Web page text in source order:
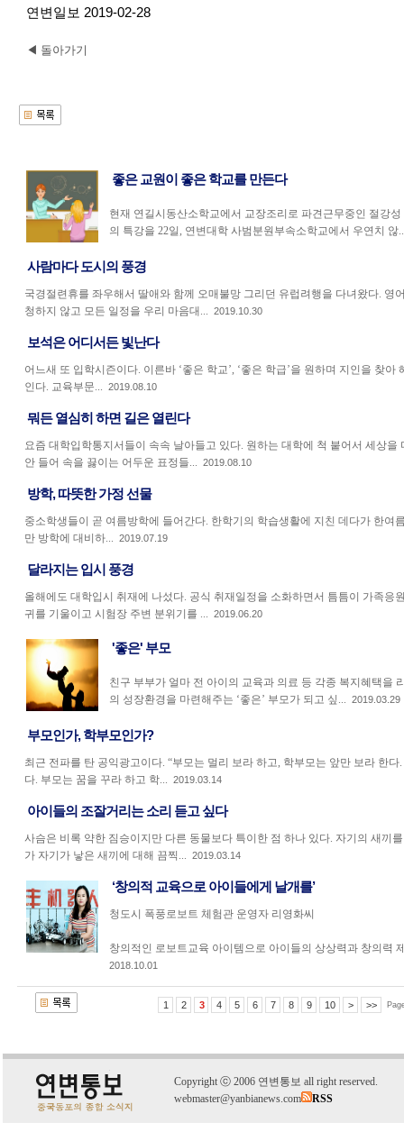
연변일보 2019-02-28
◀ 돌아가기
좋은 교원이 좋은 학교를 만든다
현재 연길시동산소학교에서 교장조리로 파견근무중인 절강
의 특강을 22일, 연변대학 사범분원부속소학교에서 우연치 않
사람마다 도시의 풍경
국경절련휴를 좌우해서 딸애와 함께 오매불망 그리던 유럽려행을 다녀왔다. 영
청하지 않고 모든 일정을 우리 마음대... 2019.10.30
보석은 어디서든 빛난다
어느새 또 입학시즌이다. 이른바 ‘좋은 학교’, ‘좋은 학급’을 원하며 지인을 찾
인다. 교육부문... 2019.08.10
뭐든 열심히 하면 길은 열린다
요즘 대학입학통지서들이 속속 날아들고 있다. 원하는 대학에 척 붙어서 세상
안 들어 속을 끓이는 어두운 표정들... 2019.08.10
방학, 따뜻한 가정 선물
중소학생들이 곧 여름방학에 들어간다. 한학기의 학습생활에 지친 데다가 한여
만 방학에 대비하... 2019.07.19
달라지는 입시 풍경
올해에도 대학입시 취재에 나섰다. 공식 취재일정을 소화하면서 틈틈이 가족응
귀를 기울이고 시험장 주변 분위기를 ... 2019.06.20
'좋은' 부모
친구 부부가 얼마 전 아이의 교육과 의료 등 각종 복지혜택을
의 성장환경을 마련해주는 ‘좋은’ 부모가 되고 싶... 2019.03.29
부모인가, 학부모인가?
최근 전파를 탄 공익광고이다. “부모는 멀리 보라 하고, 학부모는 앞만 보라 한
다. 부모는 꿈을 꾸라 하고 학... 2019.03.14
아이들의 조잘거리는 소리 듣고 싶다
사슴은 비록 약한 짐승이지만 다른 동물보다 특이한 점 하나 있다. 자기의 새끼
가 자기가 낳은 새끼에 대해 끔찍... 2019.03.14
‘창의적 교육으로 아이들에게 날개를’
청도시 폭풍로보트 체험관 운영자 리영화씨
창의적인 로보트교육 아이템으로 아이들의 상상력과 창의력
2018.10.01
1 2 3 4 5 6 7 8 9 10 > >>
Copyright ⓒ 2006 연변통보 all right reserved.
webmaster@yanbianews.com
RSS